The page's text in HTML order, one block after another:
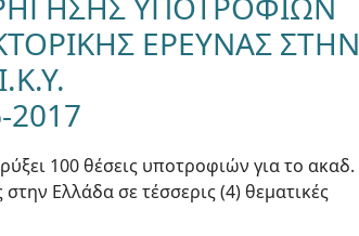
ΕΡΕΥΝΑΣ ΣΤΗΝ
2017
100 θέσεις υποτροφιών για το ακαδ.
Ελλάδα σε τέσσερις (4) θεματικές